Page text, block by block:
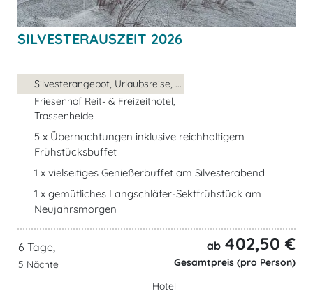
SILVESTERAUSZEIT 2026
Silvesterangebot, Urlaubsreise, ...
Friesenhof Reit- & Freizeithotel,
Trassenheide
5 x Übernachtungen inklusive reichhaltigem
Frühstücksbuffet
1 x vielseitiges Genießerbuffet am Silvesterabend
1 x gemütliches Langschläfer-Sektfrühstück am
Neujahrsmorgen
6 Tage,
5 Nächte
ab 402,50 €
Gesamtpreis (pro Person)
Hotel